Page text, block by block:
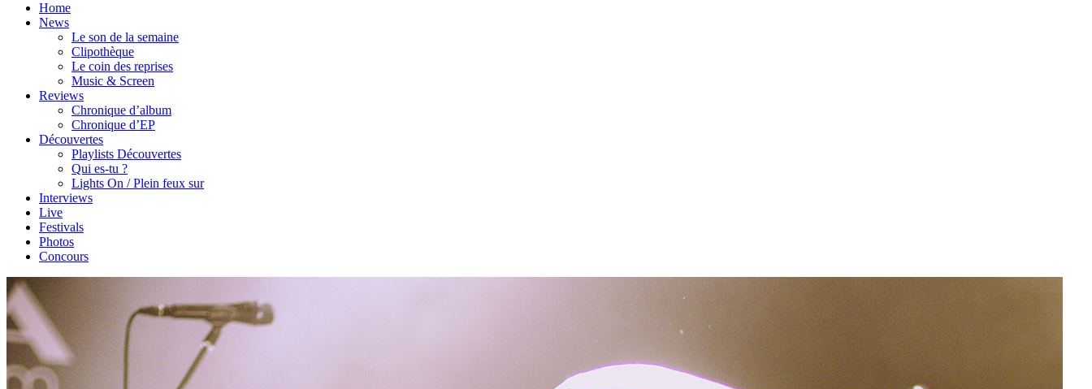
Home
News
Le son de la semaine
Clipothèque
Le coin des reprises
Music & Screen
Reviews
Chronique d’album
Chronique d’EP
Découvertes
Playlists Découvertes
Qui es-tu ?
Lights On / Plein feux sur
Interviews
Live
Festivals
Photos
Concours